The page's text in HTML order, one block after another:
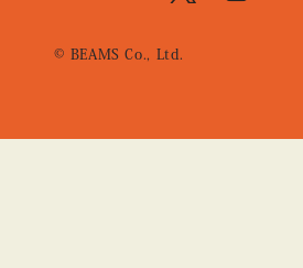
© BEAMS Co., Ltd.